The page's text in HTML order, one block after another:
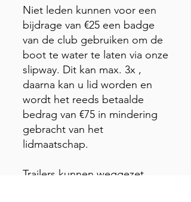
Niet leden kunnen voor een
bijdrage van €25 een badge
van de club gebruiken om de
boot te water te laten via onze
slipway. Dit kan max. 3x ,
daarna kan u lid worden en
wordt het reeds betaalde
bedrag van €75 in mindering
gebracht van het
lidmaatschap. ​​
Trailers kunnen weggezet